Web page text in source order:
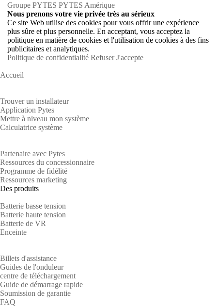
Groupe PYTES PYTES Amérique
Nous prenons votre vie privée très au sérieux
Ce site Web utilise des cookies pour vous offrir une expérience
plus sûre et plus personnelle. En acceptant, vous acceptez la
politique en matière de cookies et l'utilisation de cookies à des fins
publicitaires et analytiques.
Politique de confidentialité Refuser J'accepte
Accueil
Trouver un installateur
Application Pytes
Mettre à niveau mon système
Calculatrice système
Partenaire avec Pytes
Ressources du concessionnaire
Programme de fidélité
Ressources marketing
Des produits
Batterie basse tension
Batterie haute tension
Batterie de VR
Enceinte
Billets d'assistance
Guides de l'onduleur
centre de téléchargement
Guide de démarrage rapide
Soumission de garantie
FAQ